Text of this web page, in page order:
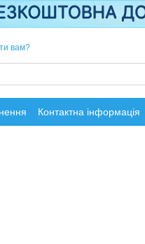
вам?
Контактна інформація